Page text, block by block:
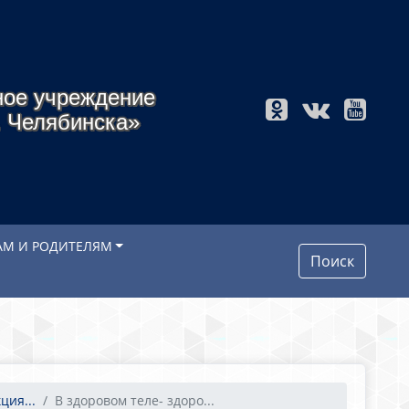
учреждение
И РОДИТЕЛЯМ
Поиск
В здоровом теле- здоро...